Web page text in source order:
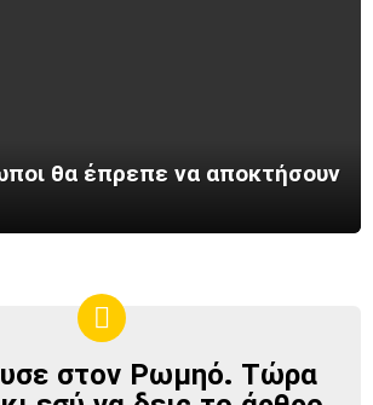
θα έπρεπε να αποκτήσουν
στον Ρωμηό. Τώρα